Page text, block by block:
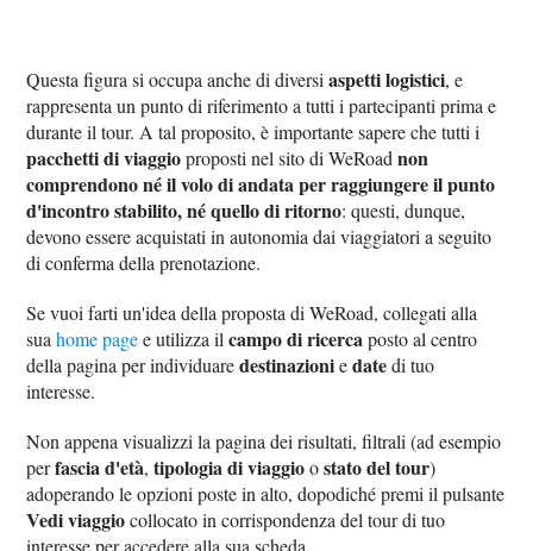
Questa figura si occupa anche di diversiaspetti logistici, e
rappresenta un punto di riferimento a tutti i partecipanti prima e
durante il tour. A tal proposito, è importante sapere che tutti i
pacchetti di viaggioproposti nel sito di WeRoadnon
comprendono né il volo di andata per raggiungere il punto
d'incontro stabilito, né quello di ritorno: questi, dunque,
devono essere acquistati in autonomia dai viaggiatori a seguito
di conferma della prenotazione.
Se vuoi farti un'idea della proposta di WeRoad, collegati alla
suahome pagee utilizza ilcampo di ricercaposto al centro
della pagina per individuaredestinazioniedatedi tuo
interesse.
Non appena visualizzi la pagina dei risultati, filtrali (ad esempio
perfascia d'età,tipologia di viaggioostato del tour)
adoperando le opzioni poste in alto, dopodiché premi il pulsante
Vedi viaggiocollocato in corrispondenza del tour di tuo
interesse per accedere alla sua scheda.